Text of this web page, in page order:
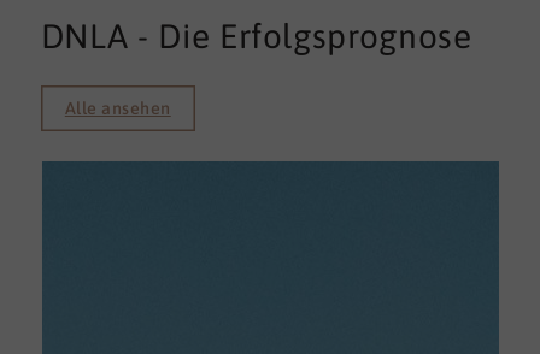
DNLA - Die Erfolgsprognose
Alle ansehen